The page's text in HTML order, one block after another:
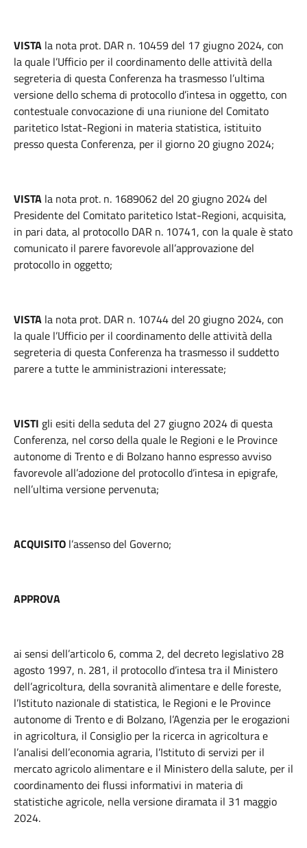
VISTA la nota prot. DAR n. 10459 del 17 giugno 2024, con
la quale l’Ufficio per il coordinamento delle attività della
segreteria di questa Conferenza ha trasmesso l’ultima
versione dello schema di protocollo d’intesa in oggetto, con
contestuale convocazione di una riunione del Comitato
paritetico Istat-Regioni in materia statistica, istituito
presso questa Conferenza, per il giorno 20 giugno 2024;
VISTA la nota prot. n. 1689062 del 20 giugno 2024 del
Presidente del Comitato paritetico Istat-Regioni, acquisita,
in pari data, al protocollo DAR n. 10741, con la quale è stato
comunicato il parere favorevole all’approvazione del
protocollo in oggetto;
VISTA la nota prot. DAR n. 10744 del 20 giugno 2024, con
la quale l’Ufficio per il coordinamento delle attività della
segreteria di questa Conferenza ha trasmesso il suddetto
parere a tutte le amministrazioni interessate;
VISTI gli esiti della seduta del 27 giugno 2024 di questa
Conferenza, nel corso della quale le Regioni e le Province
autonome di Trento e di Bolzano hanno espresso avviso
favorevole all’adozione del protocollo d’intesa in epigrafe,
nell’ultima versione pervenuta;
ACQUISITO l’assenso del Governo;
APPROVA
ai sensi dell’articolo 6, comma 2, del decreto legislativo 28
agosto 1997, n. 281, il protocollo d’intesa tra il Ministero
dell’agricoltura, della sovranità alimentare e delle foreste,
l’Istituto nazionale di statistica, le Regioni e le Province
autonome di Trento e di Bolzano, l’Agenzia per le erogazioni
in agricoltura, il Consiglio per la ricerca in agricoltura e
l’analisi dell’economia agraria, l’Istituto di servizi per il
mercato agricolo alimentare e il Ministero della salute, per il
coordinamento dei flussi informativi in materia di
statistiche agricole, nella versione diramata il 31 maggio
2024.